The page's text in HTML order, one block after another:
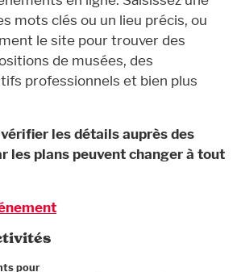
pour
mots clés ou un lieu précis, ou
le site pour trouver des
de musées, des
professionnels et bien plus
les détails auprès des
les plans peuvent changer à tout